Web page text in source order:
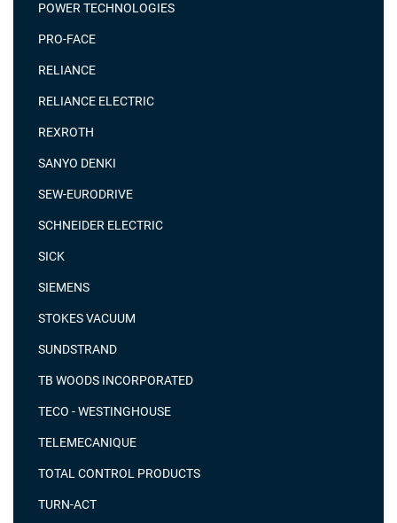
POWER TECHNOLOGIES
PRO-FACE
RELIANCE
RELIANCE ELECTRIC
REXROTH
SANYO DENKI
SEW-EURODRIVE
SCHNEIDER ELECTRIC
SICK
SIEMENS
STOKES VACUUM
SUNDSTRAND
TB WOODS INCORPORATED
TECO - WESTINGHOUSE
TELEMECANIQUE
TOTAL CONTROL PRODUCTS
TURN-ACT